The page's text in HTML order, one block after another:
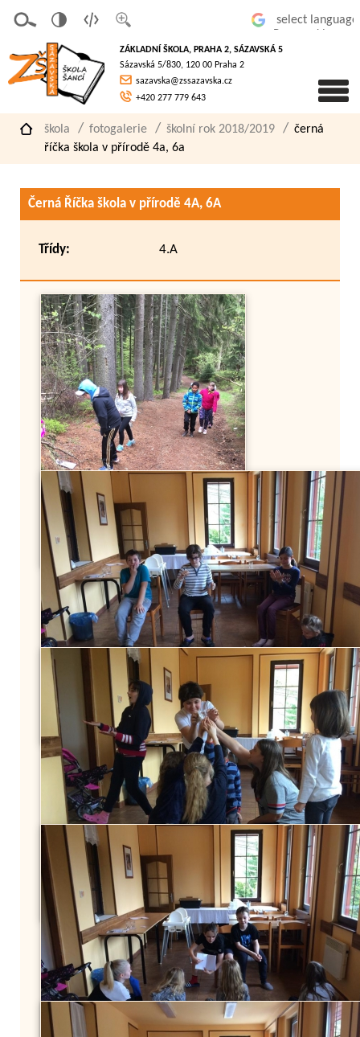
písmo
á
verze
pro
slaboz
raké
ZÁKLADNÍ ŠKOLA, PRAHA 2, SÁZAVSKÁ 5
Sázavská 5/830, 120 00 Praha 2
sazavska@zssazavska.cz
+420 277 779 643
škola fotogalerie školní rok 2018/2019
černá
říčka škola v přírodě 4a, 6a
Černá Říčka škola v přírodě 4A, 6A
Třídy: 4.A